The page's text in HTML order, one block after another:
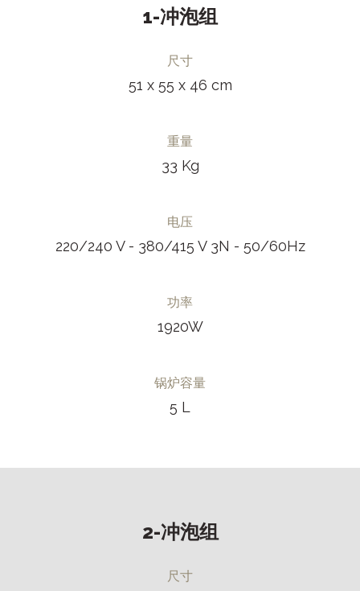
1-冲泡组
尺寸
51 x 55 x 46 cm
重量
33 Kg
电压
220/240 V - 380/415 V 3N - 50/60Hz
功率
1920W
锅炉容量
5 L
2-冲泡组
尺寸